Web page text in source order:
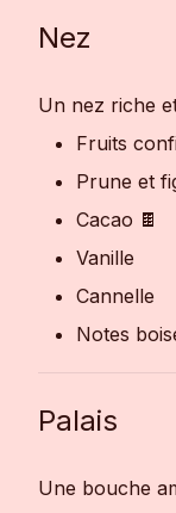
Nez
Un nez riche
Fruits
Prune et
Cacao 🍫
Vanille
Cannelle
Notes
Palais
Une bouche